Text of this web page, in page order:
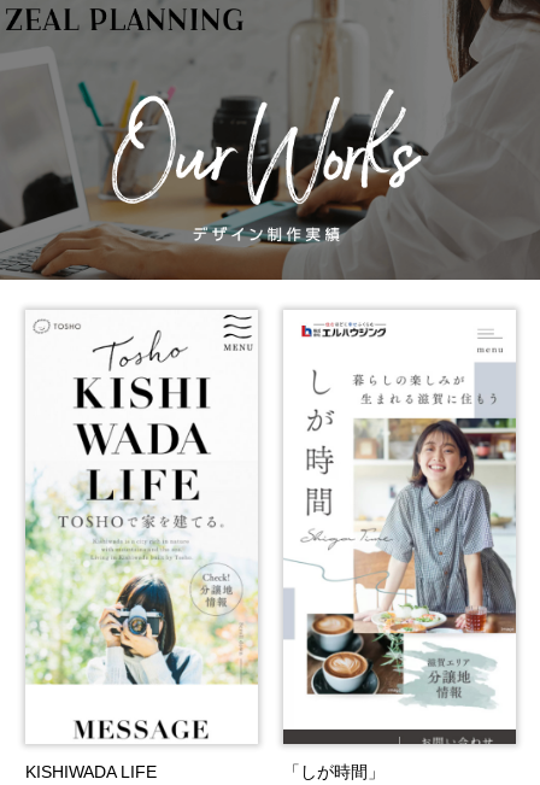
KISHIWADA LIFE 「しが時間」